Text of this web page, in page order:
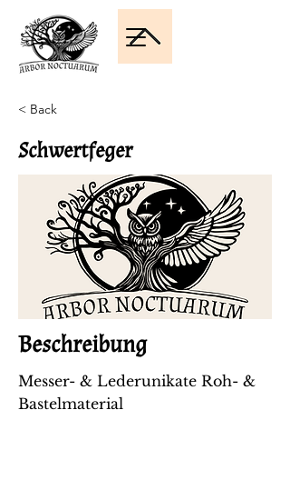
< Back
Schwertfeger
Beschreibung
Messer- & Lederunikate Roh- &
Bastelmaterial